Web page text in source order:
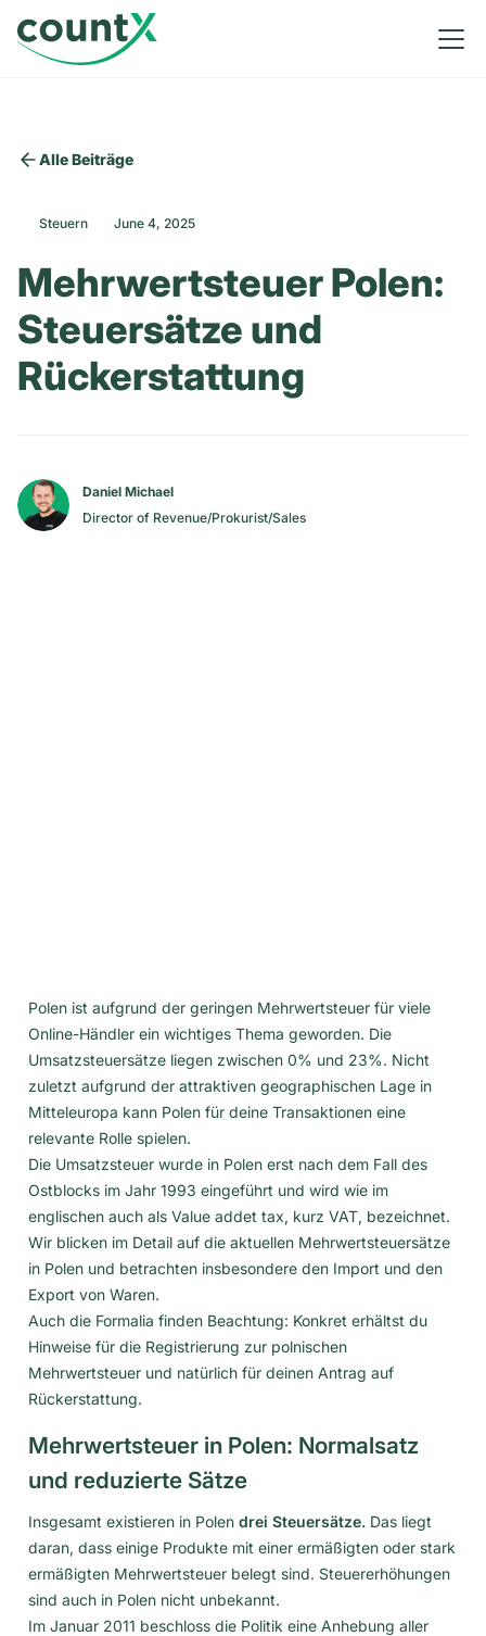
Alle Beiträge
Steuern June 4, 2025
Mehrwertsteuer Polen:
Steuersätze und
Rückerstattung
Daniel Michael
Director of Revenue/Prokurist/Sales
Polen ist aufgrund der geringen Mehrwertsteuer für viele
Online-Händler ein wichtiges Thema geworden. Die
Umsatzsteuersätze liegen zwischen 0% und 23%. Nicht
zuletzt aufgrund der attraktiven geographischen Lage in
Mitteleuropa kann Polen für deine Transaktionen eine
relevante Rolle spielen.
Die Umsatzsteuer wurde in Polen erst nach dem Fall des
Ostblocks im Jahr 1993 eingeführt und wird wie im
englischen auch als Value addet tax, kurz VAT, bezeichnet.
Wir blicken im Detail auf die aktuellen Mehrwertsteuersätze
in Polen und betrachten insbesondere den Import und den
Export von Waren.
Auch die Formalia finden Beachtung: Konkret erhältst du
Hinweise für die Registrierung zur polnischen
Mehrwertsteuer und natürlich für deinen Antrag auf
Rückerstattung.
Mehrwertsteuer in Polen: Normalsatz
und reduzierte Sätze
Insgesamt existieren in Polen drei Steuersätze. Das liegt
daran, dass einige Produkte mit einer ermäßigten oder stark
ermäßigten Mehrwertsteuer belegt sind. Steuererhöhungen
sind auch in Polen nicht unbekannt.
Im Januar 2011 beschloss die Politik eine Anhebung aller